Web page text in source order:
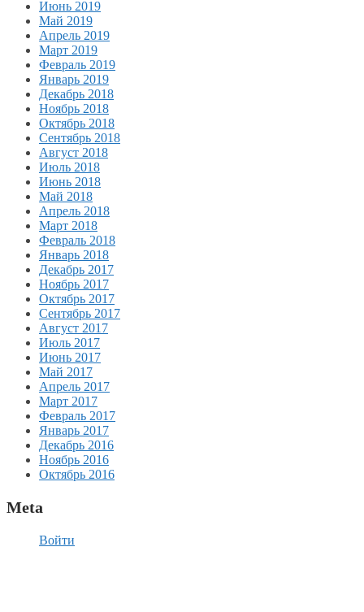
Июнь 2019
Май 2019
Апрель 2019
Март 2019
Февраль 2019
Январь 2019
Декабрь 2018
Ноябрь 2018
Октябрь 2018
Сентябрь 2018
Август 2018
Июль 2018
Июнь 2018
Май 2018
Апрель 2018
Март 2018
Февраль 2018
Январь 2018
Декабрь 2017
Ноябрь 2017
Октябрь 2017
Сентябрь 2017
Август 2017
Июль 2017
Июнь 2017
Май 2017
Апрель 2017
Март 2017
Февраль 2017
Январь 2017
Декабрь 2016
Ноябрь 2016
Октябрь 2016
Meta
Войти